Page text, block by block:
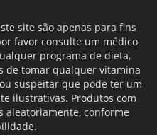
site são apenas para fins
favor consulte um médico
programa de dieta,
de tomar qualquer vitamina
suspeitar que pode ter um
ilustrativas. Produtos com
aleatoriamente, conforme